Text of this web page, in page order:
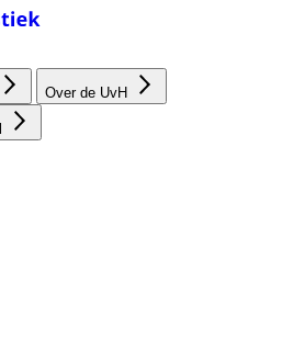
Over de UvH